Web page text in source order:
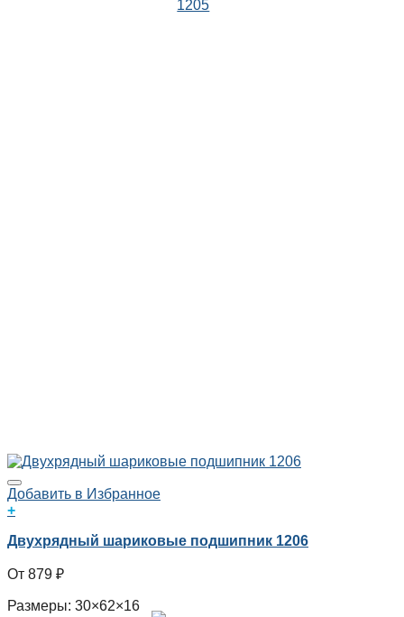
Добавить в Избранное
+
Двухрядный шариковые подшипник 1206
879 ₽
Размеры: 30×62×16